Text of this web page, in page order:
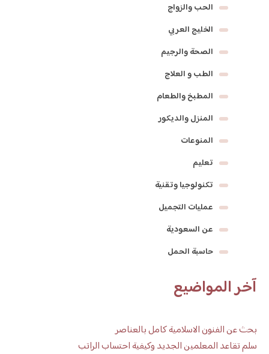
الحب والزواج
الخليج العربي
الصحة والرجيم
الطب و العلاج
المطبخ والطعام
المنزل والديكور
المنوعات
تعليم
تكنولوجيا وتقنية
عمليات التجميل
عن السعودية
حاسبة الحمل
آخر المواضيع
بحث عن الفنون الاسلامية كامل بالعناصر
سلم تقاعد المعلمين الجديد وكيفية احتساب الراتب